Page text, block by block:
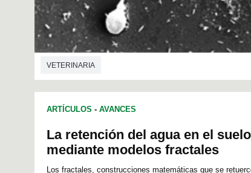
VETERINARIA
ARTÍCULOS - AVANCES
La retención del agua en el
mediante modelos fractales
Los fractales, construcciones matemáticas que se